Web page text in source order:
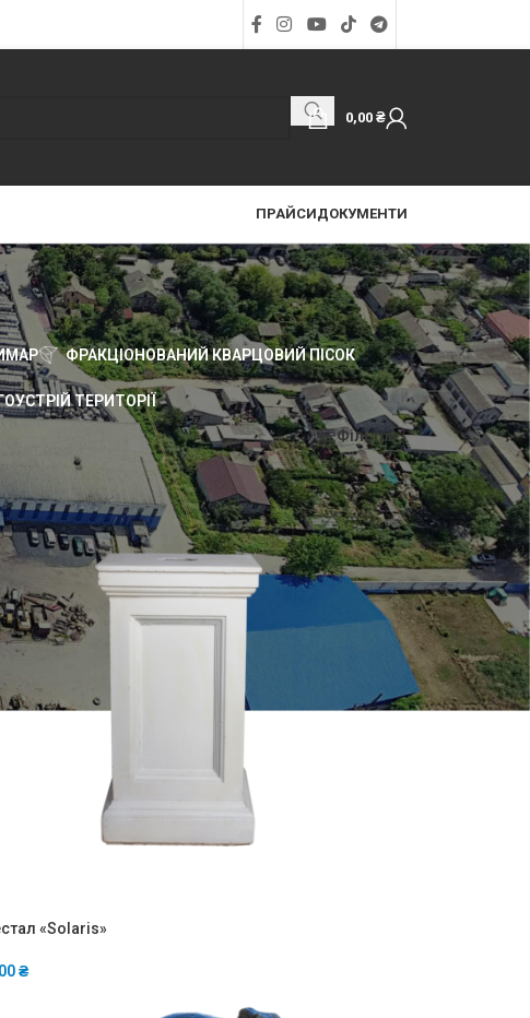
0,00 ₴
ПРАЙСИДОКУМЕНТИ
ФРАКЦІОНОВАНИЙ КВАРЦОВИЙ ПІСОК
ТЕРИТОРІЇ
Фільтри
«Solaris»
₴